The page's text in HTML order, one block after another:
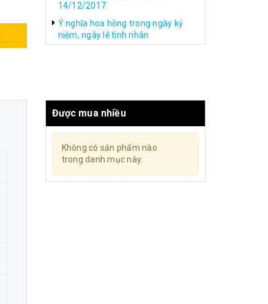
14/12/2017
Ý nghĩa hoa hồng trong ngày kỷ
niệm, ngày lễ tình nhân
Được mua nhiều
Không có sản phẩm nào
trong danh mục này.